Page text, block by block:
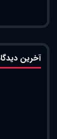
آخرین